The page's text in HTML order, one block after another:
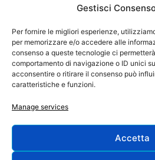
Gestisci
Per fornire le migliori esperienze,
per memorizzare e/o accedere alle
consenso a queste tecnologie ci
comportamento di navigazione o ID unici
acconsentire o ritirare il consenso può
caratteristiche e funzioni.
Manage services
Accetta
Piazza san Giovanni, 6
P.Iva 00566630323
Progetto e